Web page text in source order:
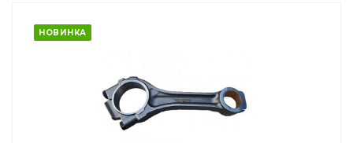
НОВИНКА